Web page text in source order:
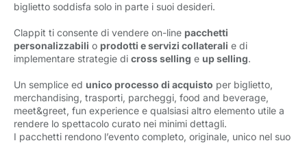
biglietto soddisfa solo in parte i suoi desideri.
Clappit ti consente di vendere on-line pacchetti
personalizzabili o prodotti e servizi collaterali e di
implementare strategie di cross selling e up selling.
Un semplice ed unico processo di acquisto per biglietto,
merchandising, trasporti, parcheggi, food and beverage,
meet&greet, fun experience e qualsiasi altro elemento utile a
rendere lo spettacolo curato nei minimi dettagli.
I pacchetti rendono l’evento completo, originale, unico nel suo